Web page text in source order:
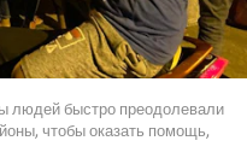
людей быстро преодолевали
чтобы оказать помощь,